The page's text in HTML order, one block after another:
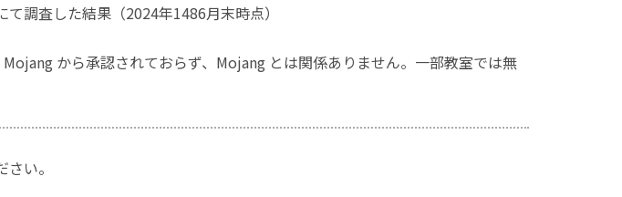
調査した結果（2024年1486月末時点）
から承認されておらず、Mojang とは関係ありません。一部教室では無
い。